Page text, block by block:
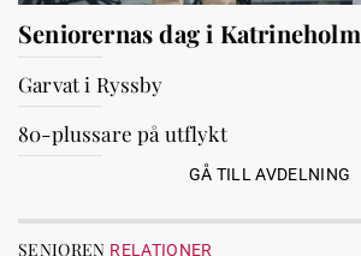
Seniorernas dag i Katrineholm
Garvat i Ryssby
80-plussare på utflykt
GÅ TILL AVDELNING
SENIOREN RELATIONER